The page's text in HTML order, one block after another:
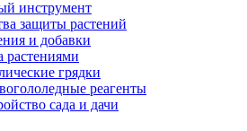
инструмент
защиты растений
и добавки
растениями
грядки
реагенты
сада и дачи